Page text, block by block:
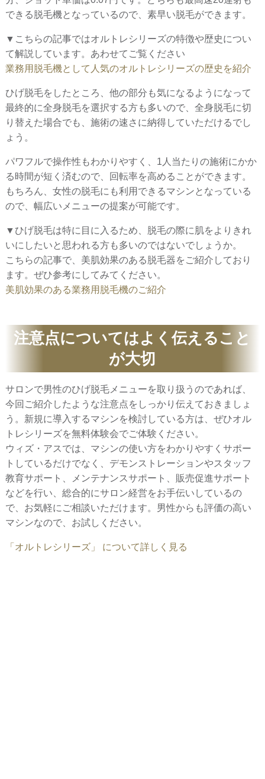
できる脱毛機となっているので、素早い脱毛ができます。
▼こちらの記事ではオルトレシリーズの特徴や歴史につい
て解説しています。あわせてご覧ください
業務用脱毛機として人気のオルトレシリーズの歴史を紹介
ひげ脱毛をしたところ、他の部分も気になるようになって
最終的に全身脱毛を選択する方も多いので、全身脱毛に切
り替えた場合でも、施術の速さに納得していただけるでし
ょう。
パワフルで操作性もわかりやすく、1人当たりの施術にかか
る時間が短く済むので、回転率を高めることができます。
もちろん、女性の脱毛にも利用できるマシンとなっている
ので、幅広いメニューの提案が可能です。
▼ひげ脱毛は特に目に入るため、脱毛の際に肌をよりきれ
いにしたいと思われる方も多いのではないでしょうか。
こちらの記事で、美肌効果のある脱毛器をご紹介しており
ます。ぜひ参考にしてみてください。
美肌効果のある業務用脱毛機のご紹介
注意点についてはよく伝えること
が大切
サロンで男性のひげ脱毛メニューを取り扱うのであれば、
今回ご紹介したような注意点をしっかり伝えておきましょ
う。新規に導入するマシンを検討している方は、ぜひオル
トレシリーズを無料体験会でご体験ください。
ウィズ・アスでは、マシンの使い方をわかりやすくサポー
トしているだけでなく、デモンストレーションやスタッフ
教育サポート、メンテナンスサポート、販売促進サポート
などを行い、総合的にサロン経営をお手伝いしているの
で、お気軽にご相談いただけます。男性からも評価の高い
マシンなので、お試しください。
「オルトレシリーズ」 について詳しく見る